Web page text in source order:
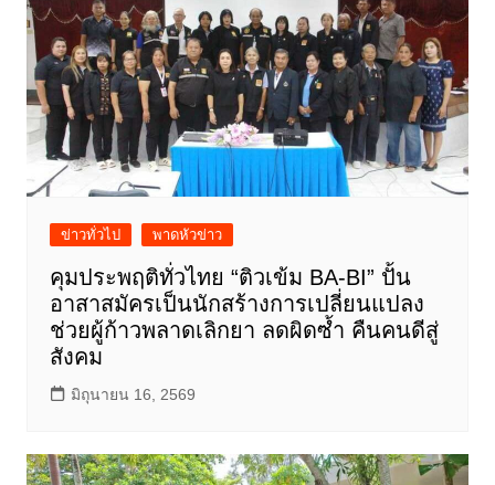
ข่าวทั่วไป พาดหัวข่าว
คุมประพฤติทั่วไทย “ติวเข้ม BA-BI” ปั้น
อาสาสมัครเป็นนักสร้างการเปลี่ยนแปลง
ช่วยผู้ก้าวพลาดเลิกยา ลดผิดซ้ำ คืนคนดีสู่
สังคม
มิถุนายน 16, 2569